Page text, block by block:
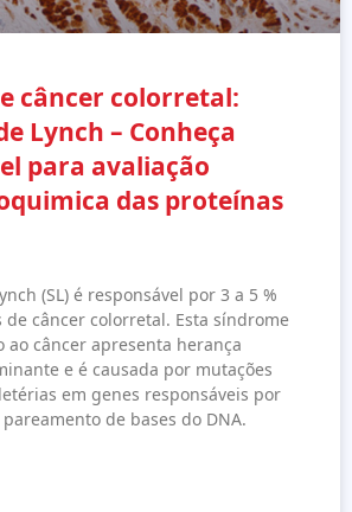
câncer colorretal:
Lynch – Conheça
para avaliação
das proteínas
(SL) é responsável por 3 a 5 %
de câncer colorretal. Esta síndrome
ao câncer apresenta herança
e é causada por mutações
em genes responsáveis por
de bases do DNA.